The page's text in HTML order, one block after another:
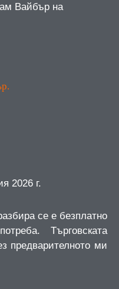
Вайбър на
2026 г.
се е безплатно
Търговската
предварителното ми